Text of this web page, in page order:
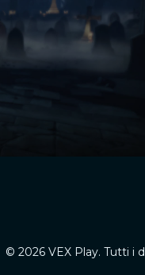
© 2026 VEX Play. Tutti i